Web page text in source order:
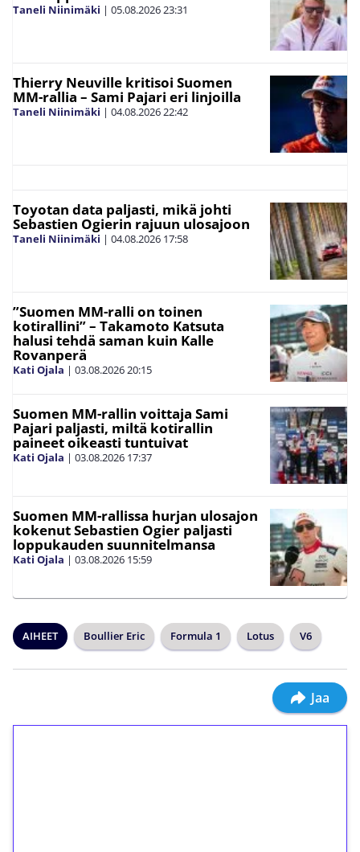
Taneli Niinimäki | 05.08.202623:31
Thierry Neuville kritisoi Suomen
MM-rallia – Sami Pajari eri linjoilla
Taneli Niinimäki | 04.08.202622:42
Toyotan data paljasti, mikä johti
Sebastien Ogierin rajuun ulosajoon
Taneli Niinimäki | 04.08.2026 17:58
”Suomen MM-ralli on toinen
kotirallini” – Takamoto Katsuta
halusi tehdä saman kuin Kalle
Rovanperä
Kati Ojala | 03.08.202620:15
Suomen MM-rallin voittaja Sami
Pajari paljasti, miltä kotirallin
paineet oikeasti tuntuivat
Kati Ojala | 03.08.2026 17:37
Suomen MM-rallissa hurjan ulosajon
kokenut Sebastien Ogier paljasti
loppukauden suunnitelmansa
Kati Ojala | 03.08.2026 15:59
AIHEET Boullier Eric Formula 1 Lotus V6
Jaa